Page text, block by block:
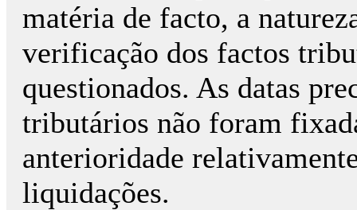
matéria de facto, a
verificação dos factos
questionados. As datas
tributários não foram
anterioridade
liquidações.